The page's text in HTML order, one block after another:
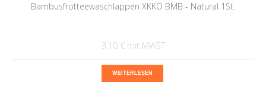
Bambusfrotteewaschlappen XKKO BMB - Natural 1St.
3,10 €
WEITERLESEN